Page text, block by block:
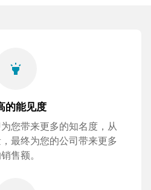
highlight
的能见度
您带来更多的知名度，从
最终为您的公司带来更多
售额。